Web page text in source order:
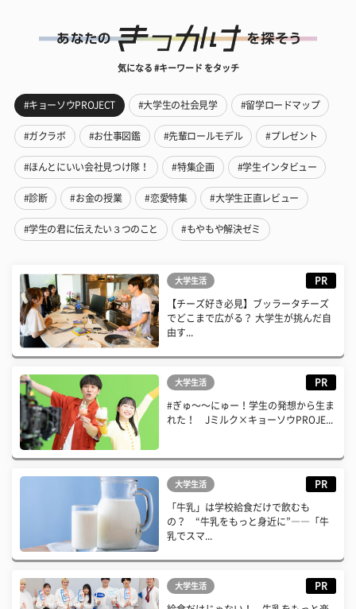
気になる #キーワード をタッチ
#キョーソウPROJECT #大学生の社会見学 #留学ロードマップ
#ガクラボ #お仕事図鑑 #先輩ロールモデル #プレゼント
#ほんとにいい会社見つけ隊！ #特集企画 #学生インタビュー
#診断 #お金の授業 #恋愛特集 #大学生正直レビュー
#学生の君に伝えたい３つのこと #もやもや解決ゼミ
大学生活 PR
【チーズ好き必見】ブッラータチーズ
でどこまで広がる？ 大学生が挑んだ自
由す...
大学生活 PR
#ぎゅ〜〜にゅー！学生の発想から生ま
れた！ Jミルク×キョーソウPROJE...
大学生活 PR
「牛乳」は学校給食だけで飲むも
の？ “牛乳をもっと身近に”――「牛
乳でスマ...
大学生活 PR